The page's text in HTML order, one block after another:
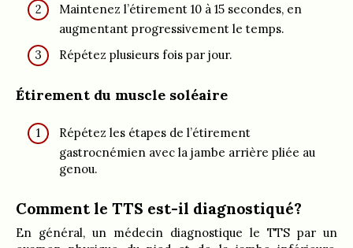
Maintenez l’étirement 10 à 15 secondes, en
augmentant progressivement le temps.
Répétez plusieurs fois par jour.
Étirement du muscle soléaire
Répétez les étapes de l’étirement
gastrocnémien avec la jambe arrière pliée au
genou.
Comment le TTS est-il diagnostiqué?
En général, un médecin diagnostique le TTS par un